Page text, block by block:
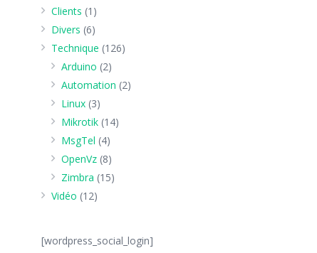
Clients (1)
Divers (6)
Technique (126)
Arduino (2)
Automation (2)
Linux (3)
Mikrotik (14)
MsgTel (4)
OpenVz (8)
Zimbra (15)
Vidéo (12)
[wordpress_social_login]